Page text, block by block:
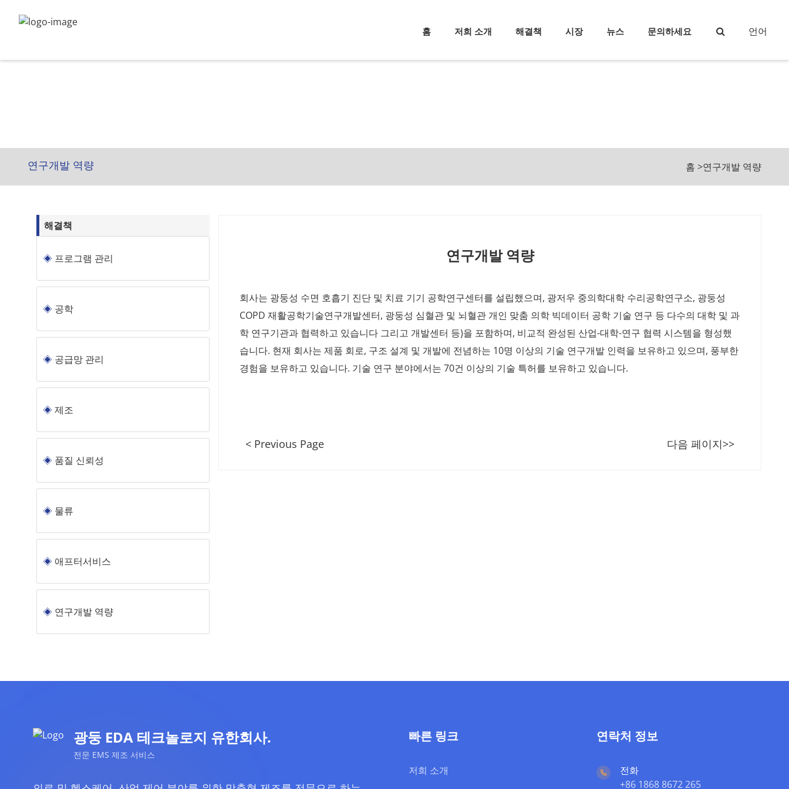
홈 저희 소개 해결책 시장 뉴스 문의하세요 언어
연구개발 역량 홈 >연구개발 역량
연구개발 역량
회사는 광둥성 수면 호흡기 진단 및 치료 기기 공학연구센터를 설립했으며, 광저우 중의학대학 수리공학연구소, 광둥성
COPD 재활공학기술연구개발센터, 광둥성 심혈관 및 뇌혈관 개인 맞춤 의학 빅데이터 공학 기술 연구 등 다수의 대학 및 과
학 연구기관과 협력하고 있습니다 그리고 개발센터 등)을 포함하며, 비교적 완성된 산업-대학-연구 협력 시스템을 형성했
습니다. 현재 회사는 제품 회로, 구조 설계 및 개발에 전념하는 10명 이상의 기술 연구개발 인력을 보유하고 있으며, 풍부한
경험을 보유하고 있습니다. 기술 연구 분야에서는 70건 이상의 기술 특허를 보유하고 있습니다.
< Previous Page 다음 페이지>>
해결책
프로그램 관리
공학
공급망 관리
제조
품질 신뢰성
물류
애프터서비스
연구개발 역량
광둥 EDA 테크놀로지 유한회사.
전문 EMS 제조 서비스
빠른 링크
저희 소개
연락처 정보
전화
+86 1868 8672 265